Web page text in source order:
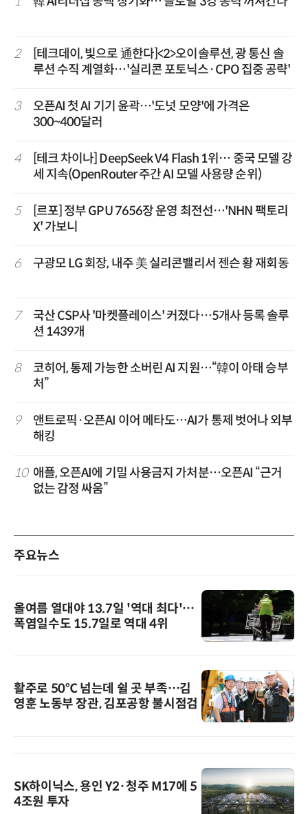
2
[테크데이, 빛으로 通한다]<2>오이솔루션, 광 통신 솔
루션 수직 계열화…'실리콘 포토닉스·CPO 집중 공략'
3
오픈AI 첫 AI 기기 윤곽…'도넛 모양'에 가격은
300~400달러
4
[테크 차이나] DeepSeek V4 Flash 1위… 중국 모델 강
세 지속(OpenRouter 주간 AI 모델 사용량 순위)
5
[르포] 정부 GPU 7656장 운영 최전선…'NHN 팩토리
X' 가보니
6 구광모 LG 회장, 내주 美 실리콘밸리서 젠슨 황 재회동
7
국산 CSP사 '마켓플레이스' 커졌다…5개사 등록 솔루
션 1439개
8
코히어, 통제 가능한 소버린 AI 지원…“韓이 아태 승부
처”
9
앤트로픽·오픈AI 이어 메타도…AI가 통제 벗어나 외부
해킹
10 애플, 오픈AI에 기밀 사용금지 가처분…오픈AI “근거
없는 감정 싸움”
주요뉴스
올여름 열대야 13.7일 '역대 최다'…
폭염일수도 15.7일로 역대 4위
활주로 50℃ 넘는데 쉴 곳 부족…김
영훈 노동부 장관, 김포공항 불시점검
SK하이닉스, 용인 Y2·청주 M17에 5
4조원 투자